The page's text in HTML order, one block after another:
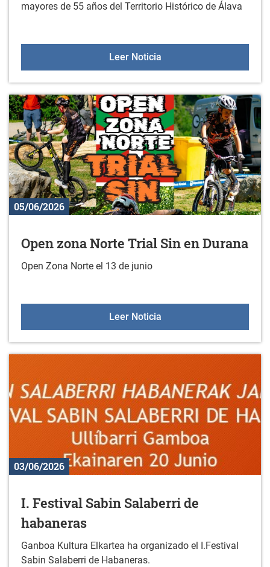
mayores de 55 años del Territorio Histórico de Álava
Leer NoticiaAulas +55 el 9 de junio
05/06/2026
Open zona Norte Trial Sin en Durana
Open Zona Norte el 13 de junio
Leer NoticiaOpen zona Norte Trial
03/06/2026
I. Festival Sabin Salaberri de
habaneras
Ganboa Kultura Elkartea ha organizado el I.Festival
Sabin Salaberri de Habaneras.